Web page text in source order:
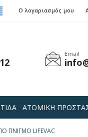
Ο λογαριασμός μου
Email
ΑΤΟΜΙΚΗ
ΠΝΙΓΜΌ LIFEVAC